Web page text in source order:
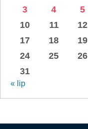
3
4 5
10
11 12
17
18 19
24
25 26
31
« lip